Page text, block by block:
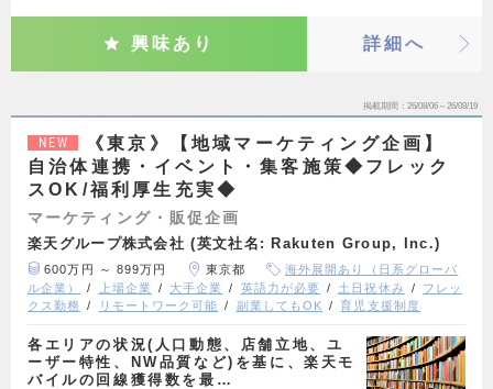
興味あり 詳細へ
掲載期間 26/08/06～26/08/19
NEW
《東京》【地域マーケティング企画】
自治体連携・イベント・集客施策◆フレック
スOK/福利厚生充実◆
マーケティング・販促企画
楽天グループ株式会社 (英文社名: Rakuten Group, Inc.)
600万円 ～ 899万円 東京都
海外展開あり（日系グローバ
ル企業）
上場企業 大手企業 英語力が必要 土日祝休み
フレッ
クス勤務
リモートワーク可能 副業してもOK 育児支援制度
各エリアの状況(人口動態、店舗立地、ユ
ーザー特性、NW品質など)を基に、楽天モ
バイルの回線獲得数を最…